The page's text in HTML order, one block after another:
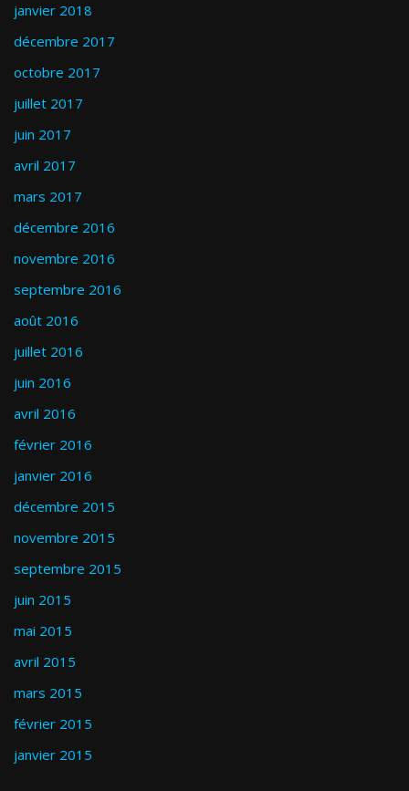
janvier 2018
décembre 2017
octobre 2017
juillet 2017
juin 2017
avril 2017
mars 2017
décembre 2016
novembre 2016
septembre 2016
août 2016
juillet 2016
juin 2016
avril 2016
février 2016
janvier 2016
décembre 2015
novembre 2015
septembre 2015
juin 2015
mai 2015
avril 2015
mars 2015
février 2015
janvier 2015